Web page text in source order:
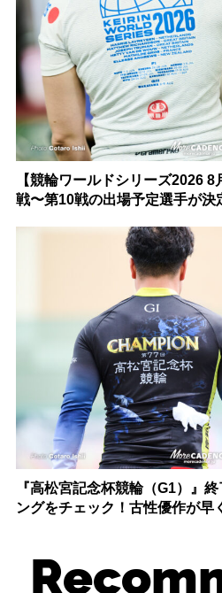
【競輪ワールドシリーズ2026
戦〜第10戦の出場予定選手が決
『高松宮記念杯競輪（G1）』
ングをチェック！古性優作が早